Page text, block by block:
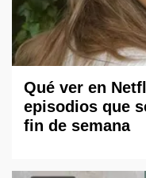
Qué ver en
episodios que
fin de semana